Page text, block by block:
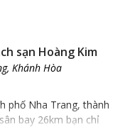
sạn Hoàng Kim
Khánh Hòa
phố Nha Trang, thành
bay 26km bạn chỉ